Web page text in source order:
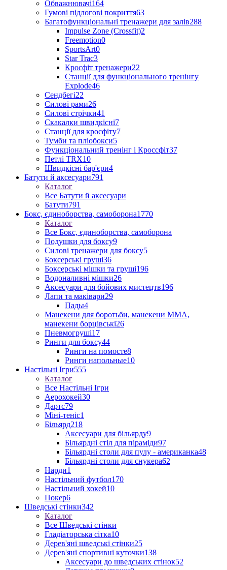
Обважнювачі164
Гумові підлогові покриття63
Багатофункціональні тренажери для залів288
Impulse Zone (Crossfit)2
Freemotion0
SportsArt0
Star Trac3
Кросфіт тренажери22
Станції для функціонального тренінгу
Explode46
Сендбегі22
Силові рами26
Силові стрічки41
Скакалки швидкісні7
Станції для кросфіту7
Тумби та пліобокси5
Функціональний тренінг і Кроссфіт37
Петлі TRX10
Швидкісні бар'єри4
Батути й аксесуари791
Каталог
Все Батути й аксесуари
Батути791
Бокс, єдиноборства, самоборона1770
Каталог
Все Бокс, єдиноборства, самоборона
Подушки для боксу9
Силові тренажери для боксу5
Боксерські груші36
Боксерські мішки та груші196
Водоналивні мішки26
Аксесуари для бойових мистецтв196
Лапи та маківари29
Пады4
Манекени для боротьби, манекени ММА,
манекени борцівські26
Пневмогруші17
Ринги для боксу44
Ринги на помосте8
Ринги напольные10
Настільні Ігри555
Каталог
Все Настільні Ігри
Аерохокей30
Дартс79
Міні-теніс1
Більярд218
Аксесуари для більярду9
Більярдні стіл для піраміди97
Більярдні столи для пулу - американка48
Більярдні столи для снукера62
Нарди1
Настільний футбол170
Настільний хокей10
Покер6
Шведські стінки342
Каталог
Все Шведські стінки
Гладіаторська сітка10
Дерев'яні шведські стінки25
Дерев'яні спортивні куточки138
Аксесуари до шведських стінок52